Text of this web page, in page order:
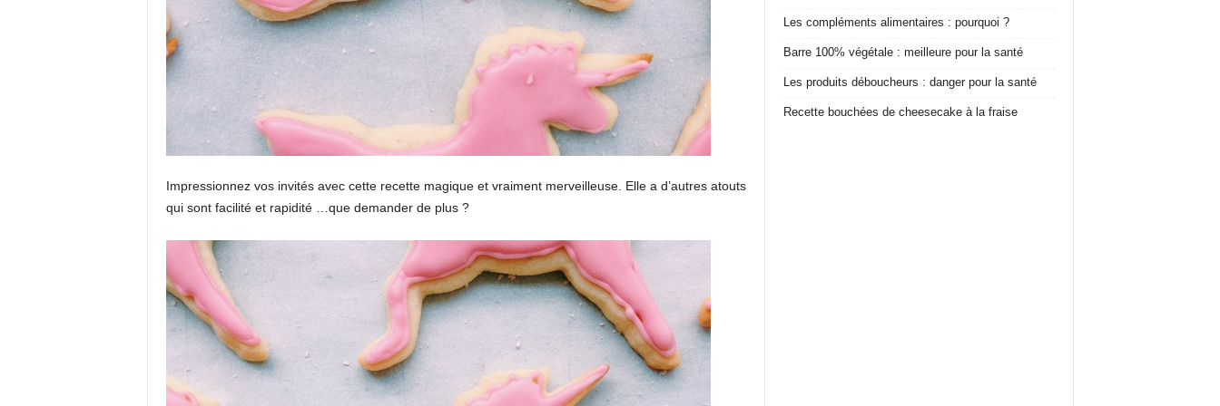
Impressionnez vos invités avec cette recette magique et vraiment merveilleuse. Elle a d’autres atouts
qui sont facilité et rapidité …que demander de plus ?
Les compléments alimentaires : pourquoi ?
Barre 100% végétale : meilleure pour la santé
Les produits déboucheurs : danger pour la santé
Recette bouchées de cheesecake à la fraise